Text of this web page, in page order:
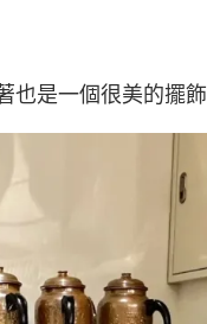
也是一個很美的擺飾